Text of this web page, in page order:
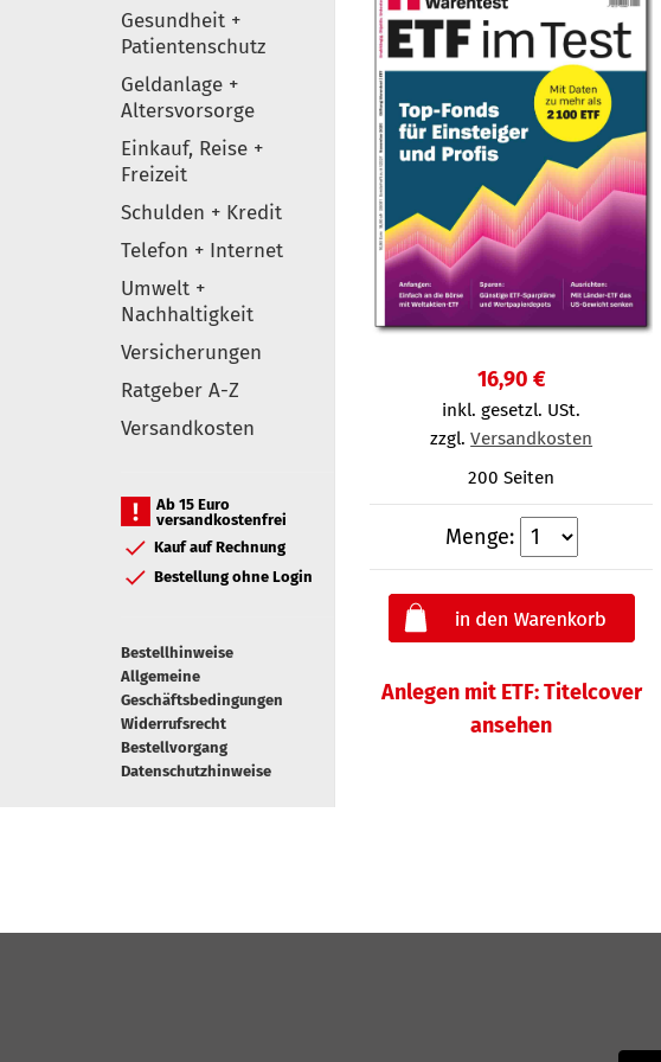
Gesundheit +
Patientenschutz
Geldanlage +
Altersvorsorge
Einkauf, Reise +
Freizeit
Schulden + Kredit
Telefon + Internet
Umwelt +
Nachhaltigkeit
Versicherungen
Ratgeber A-Z
Versandkosten
Ab 15 Euro
versandkostenfrei
Kauf auf Rechnung
Bestellung ohne Login
Bestellhinweise
Allgemeine
Geschäftsbedingungen
Widerrufsrecht
Bestellvorgang
Datenschutzhinweise
16,90 €
inkl. gesetzl. USt.
zzgl.Versandkosten
200 Seiten
Menge:
Anlegen mit ETF: Titelcover
ansehen